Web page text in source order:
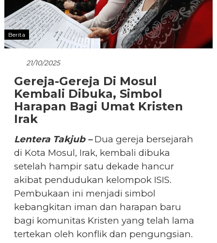
Berita
21/10/2025
Gereja-Gereja Di Mosul
Kembali Dibuka, Simbol
Harapan Bagi Umat Kristen
Irak
Lentera Takjub –Dua gereja bersejarah
di Kota Mosul, Irak, kembali dibuka
setelah hampir satu dekade hancur
akibat pendudukan kelompok ISIS.
Pembukaan ini menjadi simbol
kebangkitan iman dan harapan baru
bagi komunitas Kristen yang telah lama
tertekan oleh konflik dan pengungsian.